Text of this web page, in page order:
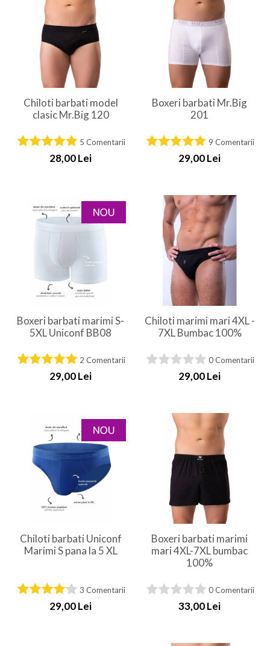
Chiloti barbati model
clasic Mr.Big 120
5 Comentarii
28,00 Lei
Boxeri barbati Mr.Big
201
9 Comentarii
29,00 Lei
Boxeri barbati marimi S-
5XL Uniconf BB08
2 Comentarii
29,00 Lei
Chiloti marimi mari 4XL -
7XL Bumbac 100%
0 Comentarii
29,00 Lei
Chiloti barbati Uniconf
Marimi S pana la 5 XL
3 Comentarii
29,00 Lei
Boxeri barbati marimi
mari 4XL-7XL bumbac
100%
0 Comentarii
33,00 Lei